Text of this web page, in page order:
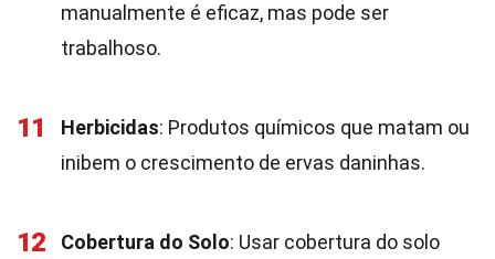
manualmente é eficaz, mas pode ser
trabalhoso.
11 Herbicidas: Produtos químicos que matam ou
inibem o crescimento de ervas daninhas.
12 Cobertura do Solo: Usar cobertura do solo